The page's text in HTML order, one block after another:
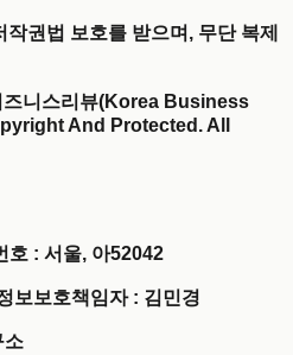
권법 보호를 받으며, 무단 복제
니스리뷰(Korea Business
And Protected. All
호 : 서울, 아52042
보보호책임자 : 김민경
소